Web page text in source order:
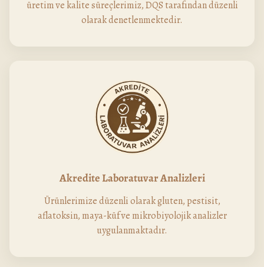
üretim ve kalite süreçlerimiz, DQS tarafından düzenli
olarak denetlenmektedir.
Akredite Laboratuvar Analizleri
Ürünlerimize düzenli olarak gluten, pestisit,
aflatoksin, maya-küf ve mikrobiyolojik analizler
uygulanmaktadır.